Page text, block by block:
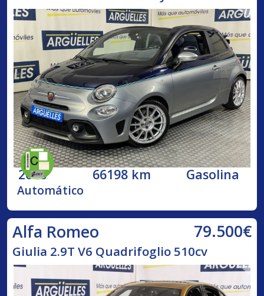
2018 66198 km Gasolina
Automático
Alfa Romeo 79.500€
Giulia 2.9T V6 Quadrifoglio 510cv